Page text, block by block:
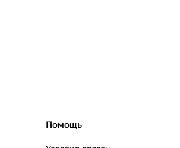
Помощь